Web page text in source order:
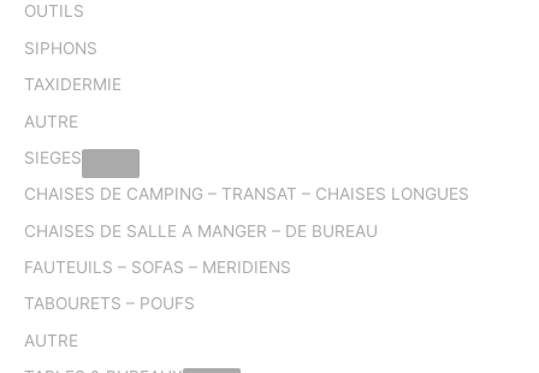
OUTILS
SIPHONS
TAXIDERMIE
AUTRE
SIEGES
CHAISES DE CAMPING – TRANSAT – CHAISES LONGUES
CHAISES DE SALLE A MANGER – DE BUREAU
FAUTEUILS – SOFAS – MERIDIENS
TABOURETS – POUFS
AUTRE